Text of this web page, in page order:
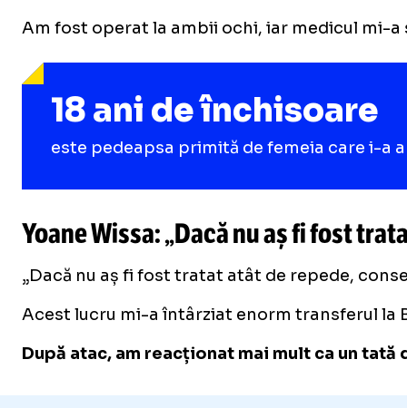
Am fost operat la ambii ochi, iar medicul mi-
18 ani de închisoare
este pedeapsa primită de femeia care i-a
Yoane Wissa: „Dacă nu aș fi fost
„Dacă nu aș fi fost tratat atât de repede,
Acest lucru mi-a întârziat enorm transferul la
După atac, am reacționat mai mult ca un